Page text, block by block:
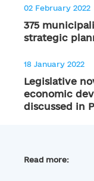
02 February 2022
375
strategic
18 January 2022
Legislative
economic
discussed in
Read more: